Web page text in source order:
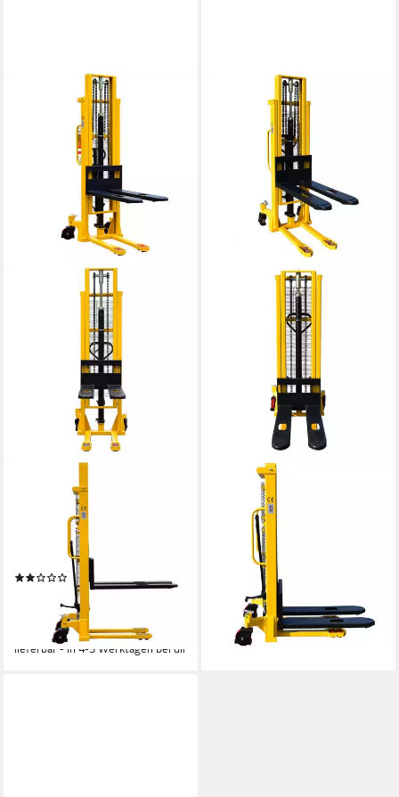
Hochhubwagen, (1 St),
Handstapler Hubhöhe 3,00m
Stapler Vollgummireifen
Gabelstapler
(2)
1.519,59 € UVP
mtl. in 48 Raten
lieferbar - in 4-5 Werktagen bei dir
Hochhubwagen, (1 St),
Handstapler Hubhöhe 2,50m
Stapler Vollgummireifen
Gabelstapler
1.399,89 €
UVP
40,64 €mtl. in 48 Raten
lieferbar - in 4-5 Werktagen bei dir